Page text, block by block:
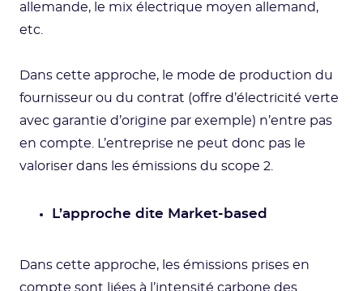
allemande, le mix électrique moyen allemand,
etc.
Dans cette approche, le mode de production du
fournisseur ou du contrat (offre d’électricité verte
avec garantie d’origine par exemple) n’entre pas
en compte. L’entreprise ne peut donc pas le
valoriser dans les émissions du scope 2.
L’approche dite Market-based
Dans cette approche, les émissions prises en
compte sont liées à l’intensité carbone des